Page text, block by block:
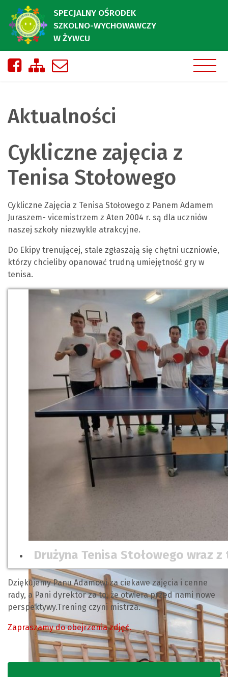
SPECJALNY OŚRODEK
SZKOLNO-WYCHOWAWCZY
W ŻYWCU
Nasza strona na Facebooku
Zobacz mapę strony
Aktualności
Cykliczne zajęcia z
Tenisa Stołowego
Cykliczne Zajęcia z Tenisa Stołowego z Panem Adamem
Juraszem- vicemistrzem z Aten 2004 r. są dla uczniów
naszej szkoły niezwykle atrakcyjne.
Do Ekipy trenującej, stale zgłaszają się chętni uczniowie,
którzy chcieliby opanować trudną umiejętność gry w
tenisa.
Drużyna Tenisa Stołowego wraz
Dziękujemy Panu Adamowi za ciekawe zajęcia i cenne
rady, a Pani dyrektor za to, że otwiera przed nami nowe
perspektywy.Trening czyni mistrza.
Zapraszamy do obejrzenia zdjęć.